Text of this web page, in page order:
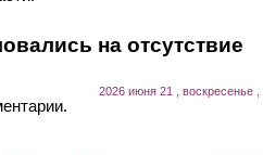
на отсутствие
2026 июня 21 , воскресенье ,